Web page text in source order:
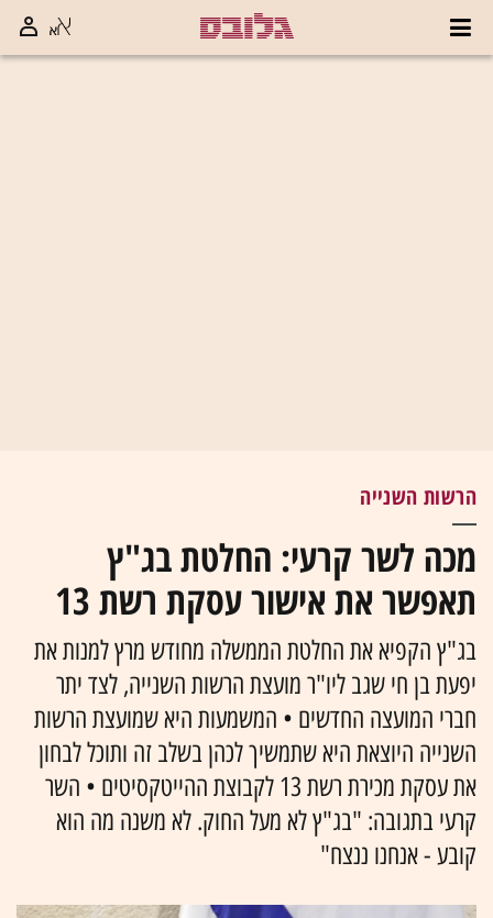
הרשות השנייה
מכה לשר קרעי: החלטת בג"ץ
תאפשר את אישור עסקת רשת 13
בג"ץ הקפיא את החלטת הממשלה מחודש מרץ למנות את
יפעת בן חי שגב ליו"ר מועצת הרשות השנייה, לצד יתר
חברי המועצה החדשים • המשמעות היא שמועצת הרשות
השנייה היוצאת היא שתמשיך לכהן בשלב זה ותוכל לבחון
את עסקת מכירת רשת 13 לקבוצת ההייטקסיטים • השר
קרעי בתגובה: "בג"ץ לא מעל החוק. לא משנה מה הוא
קובע - אנחנו ננצח"